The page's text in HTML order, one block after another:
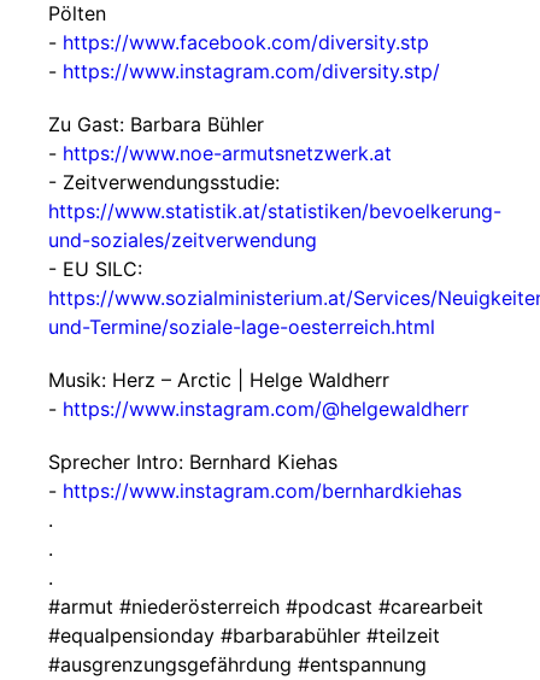
Pölten
- https://www.facebook.com/diversity.stp
- https://www.instagram.com/diversity.stp/
Zu Gast: Barbara Bühler
- https://www.noe-armutsnetzwerk.at
- Zeitverwendungsstudie:
https://www.statistik.at/statistiken/bevoelkerung-
und-soziales/zeitverwendung
- EU SILC:
https://www.sozialministerium.at/Services/
und-Termine/soziale-lage-oesterreich.html
Musik: Herz – Arctic | Helge Waldherr
- https://www.instagram.com/@helgewaldherr
Sprecher Intro: Bernhard Kiehas
- https://www.instagram.com/bernhardkiehas
.
.
.
#armut #niederösterreich #podcast #carearbeit
#equalpensionday #barbarabühler #teilzeit
#ausgrenzungsgefährdung #entspannung